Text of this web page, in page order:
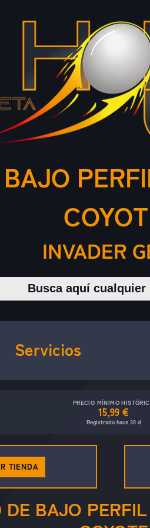
INVADER
Buscar
Servicios
PRECIO MÍNIMO
15,99 €
Registrado hace 30 d
TIENDA
DE BAJO